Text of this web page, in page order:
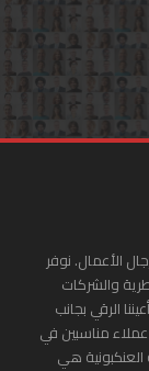
الأعمال. نوفر
والشركات
الرقي بجانب
مناسبين في
هي